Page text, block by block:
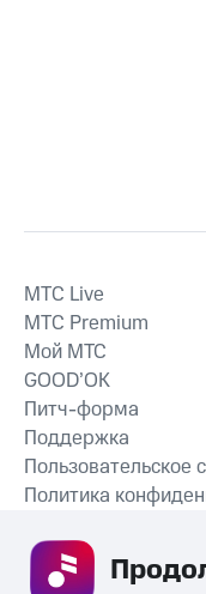
MTС Live
MTС Premium
Мой МТС
GOOD’OK
Питч-форма
Поддержка
Пользовательское
Политика